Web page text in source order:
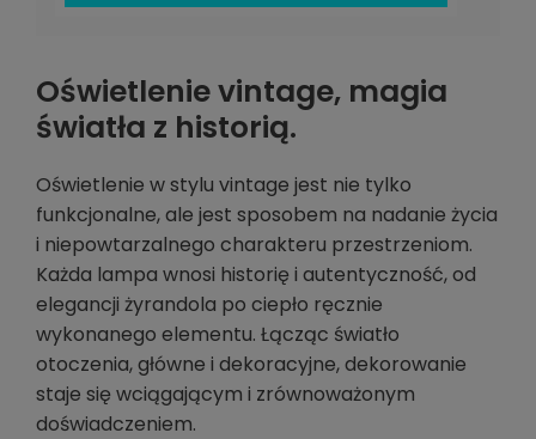
Oświetlenie vintage, magia
światła z historią.
Oświetlenie w stylu vintage jest nie tylko
funkcjonalne, ale jest sposobem na nadanie życia
i niepowtarzalnego charakteru przestrzeniom.
Każda lampa wnosi historię i autentyczność, od
elegancji żyrandola po ciepło ręcznie
wykonanego elementu. Łącząc światło
otoczenia, główne i dekoracyjne, dekorowanie
staje się wciągającym i zrównoważonym
doświadczeniem.